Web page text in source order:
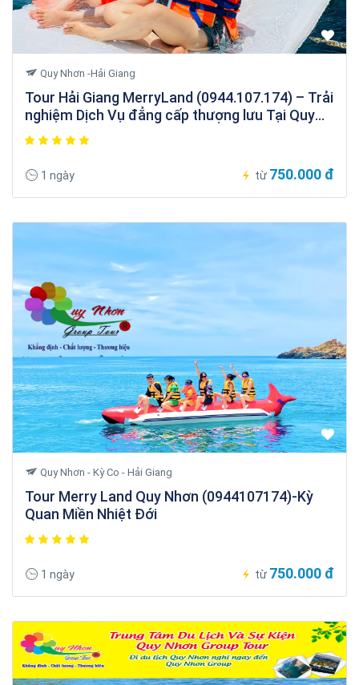
Quy Nhơn -Hải Giang
Tour Hải Giang MerryLand (0944.107.174) – Trải
nghiệm Dịch Vụ đẳng cấp thượng lưu Tại Quy
Nhơn
1 ngày từ 750.000 đ
Quy Nhơn - Kỳ Co - Hải Giang
Tour Merry Land Quy Nhơn (0944107174)-Kỳ
Quan Miền Nhiệt Đới
1 ngày từ 750.000 đ